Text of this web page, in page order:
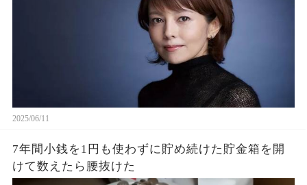
2025/06/11
7年間小銭を1円も使わずに貯め続けた貯金箱を開
けて数えたら腰抜けた